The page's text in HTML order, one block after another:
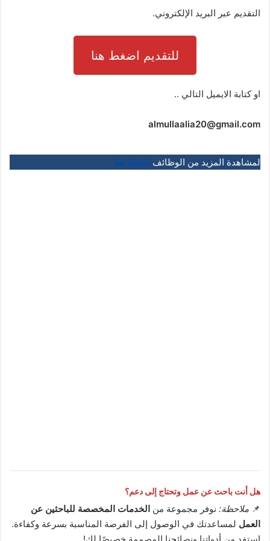
التقديم عبر البريد الإلكتروني.
للتقديم اضغط هنا
او كتابة الايميل التالي ..
almullaalia20@gmail.com
لمشاهدة المزيد من الوظائف اضغط هنا
هل أنت باحث عن عمل وتحتاج إلى دعم؟
📌 ملاحظة: نوفر مجموعة من الخدمات المخصصة للباحثين عن
العمل لمساعدتك في الوصول إلى الفرصة المناسبة بسرعة وكفاءة.